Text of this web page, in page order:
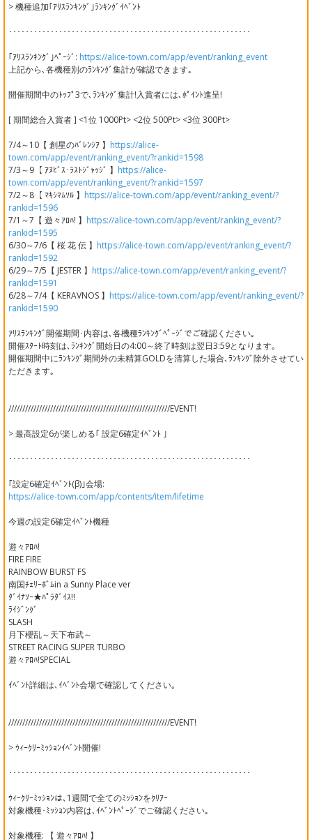
> 機種追加｢ｱﾘｽﾗﾝｷﾝｸﾞ｣ﾗﾝｷﾝｸﾞｲﾍﾞﾝﾄ
･･････････････････････････････････････････････････････････
｢ｱﾘｽﾗﾝｷﾝｸﾞ｣ﾍﾟｰｼﾞ: https://alice-town.com/app/event/ranking_event
上記から､各機種別のﾗﾝｷﾝｸﾞ集計が確認できます｡
開催期間中のﾄｯﾌﾟ3で､ﾗﾝｷﾝｸﾞ集計!入賞者には､ﾎﾟｲﾝﾄ進呈!
[ 期間総合入賞者 ] <1位 1000Pt> <2位 500Pt> <3位 300Pt>
7/4～10【 創星のﾊﾞﾚﾝｼｱ 】 https://alice-
town.com/app/event/ranking_event/?rankid=1598
7/3～9【 ｱﾇﾋﾞｽ･ﾗｽﾄｼﾞｬｯｼﾞ 】 https://alice-
town.com/app/event/ranking_event/?rankid=1597
7/2～8【 ﾏｷｼﾏﾑｿﾙ 】 https://alice-town.com/app/event/ranking_event/?
rankid=1596
7/1～7【 遊々ｱﾛﾊ! 】 https://alice-town.com/app/event/ranking_event/?
rankid=1595
6/30～7/6【 桜 花 伝 】 https://alice-town.com/app/event/ranking_event/?
rankid=1592
6/29～7/5【 JESTER 】 https://alice-town.com/app/event/ranking_event/?
rankid=1591
6/28～7/4【 KERAVNOS 】 https://alice-town.com/app/event/ranking_event/?
rankid=1590
ｱﾘｽﾗﾝｷﾝｸﾞ開催期間･内容は､各機種ﾗﾝｷﾝｸﾞﾍﾟｰｼﾞでご確認ください｡
開催ｽﾀｰﾄ時刻は､ﾗﾝｷﾝｸﾞ開始日の4:00～終了時刻は翌日3:59となります｡
開催期間中にﾗﾝｷﾝｸﾞ期間外の未精算GOLDを清算した場合､ﾗﾝｷﾝｸﾞ除外させてい
ただきます｡
//////////////////////////////////////////////////////////EVENT!
> 最高設定6が楽しめる｢ 設定6確定ｲﾍﾞﾝﾄ ｣
･･････････････････････････････････････････････････････････
｢設定6確定ｲﾍﾞﾝﾄ(β)｣会場:
https://alice-town.com/app/contents/item/lifetime
今週の設定6確定ｲﾍﾞﾝﾄ機種
遊々ｱﾛﾊ!
FIRE FIRE
RAINBOW BURST FS
南国ﾁｪﾘｰﾎﾞﾑin a Sunny Place ver
ﾀﾞｲﾅｿｰ★ﾊﾟﾗﾀﾞｲｽ!!
ﾗｲｼﾞﾝｸﾞ
SLASH
月下櫻乱～天下布武～
STREET RACING SUPER TURBO
遊々ｱﾛﾊ!SPECIAL
ｲﾍﾞﾝﾄ詳細は､ｲﾍﾞﾝﾄ会場で確認してください｡
//////////////////////////////////////////////////////////EVENT!
> ｳｨｰｸﾘｰﾐｯｼｮﾝｲﾍﾞﾝﾄ開催!
･･････････････････････････････････････････････････････････
ｳｨｰｸﾘｰﾐｯｼｮﾝは､1週間で全てのﾐｯｼｮﾝをｸﾘｱｰ
対象機種･ﾐｯｼｮﾝ内容は､ｲﾍﾞﾝﾄﾍﾟｰｼﾞでご確認ください｡
対象機種: 【 遊々ｱﾛﾊ! 】